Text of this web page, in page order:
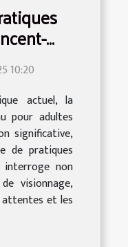
de
?
10:20
actuel, la
pour adultes
significative,
de pratiques
interroge non
visionnage,
attentes et les